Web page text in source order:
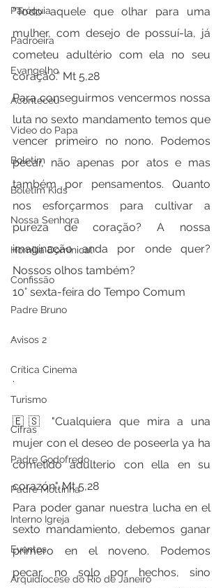
Paróquia
Padroeira
Evangelho
Aconteceu
Video do Papa
Boletim
Boletim Kids
Nossa Senhora
Homilia Dominical
Confissão
Padre Bruno
Avisos 2
Crítica Cinema
Turismo
Cifras
Padre Godofredo
Padre Mottinha
Interno Igreja
Eventos
Arquidiocese do Rio de Janeiro
“Todo aquele que olhar para uma
mulher, com desejo de possuí-la, já
cometeu adultério com ela no seu
coração.” Mt 5,28
Para conseguirmos vencermos nossa
luta no sexto mandamento temos que
vencer primeiro no nono. Podemos
pecar, não apenas por atos e mas
também por pensamentos. Quanto
nos esforçarmos para cultivar a
pureza de coração? A nossa
imaginação anda por onde quer?
Nossos olhos também?
10° sexta-feira do Tempo Comum
.
.
🇪🇸 "Cualquiera que mira a una
mujer con el deseo de poseerla ya ha
cometido adulterio con ella en su
corazón". Mt 5,28
Para poder ganar nuestra lucha en el
sexto mandamiento, debemos ganar
primero en el noveno. Podemos
pecar, no solo por hechos, sino